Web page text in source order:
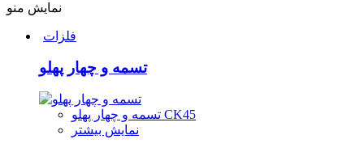
نمایش منو
فلزات
تسمه و چهار پهلو
تسمه و چهار پهلو CK45
نمایش بیشتر